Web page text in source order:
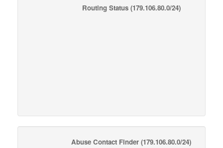
Routing Status(179.106.80.0/24)
Abuse Contact Finder (179.106.80.0/24)